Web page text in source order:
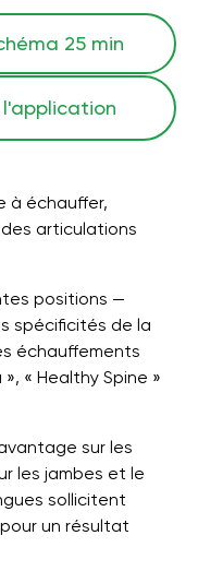
25 min
l'application
à échauffer,
articulations
positions —
spécificités de la
échauffements
« Healthy Spine »
sur les
les jambes et le
sollicitent
un résultat